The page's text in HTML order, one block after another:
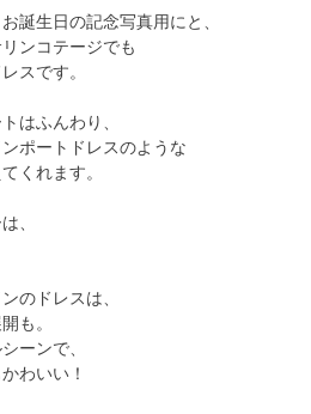
誕生日の記念写真用にと、
ンコテージでも
スです。
はふんわり、
ポートドレスのような
くれます。
、
のドレスは、
も。
ーンで、
わいい！